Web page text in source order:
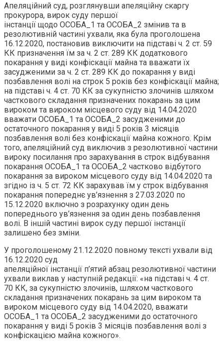
Апеляційний суд, розглянувши апеляційну скаргу
прокурора, вирок суду першої
інстанції щодо ОСОБА_1 та ОСОБА_2 змінив та в
резолютивній частині ухвали, яка була проголошена
16.12.2020, постановив виключити на підставі ч. 2 ст. 59
КК призначення їм за ч. 2 ст. 289 КК додаткового
покарання у виді конфіскації майна та вважати їх
засудженими за ч. 2 ст. 289 КК до покарання у виді
позбавлення волі на строк 5 років без конфіскації майна;
на підставі ч. 4 ст. 70 КК за сукупністю злочинів шляхом
часткового складання призначених покарань за цим
вироком та вироком місцевого суду від 14.04.2020
вважати ОСОБА_1 та ОСОБА_2 засудженими до
остаточного покарання у виді 5 років 3 місяців
позбавлення волі без конфіскації майна кожного. Крім
того, апеляційний суд виключив з резолютивної частини
вироку посилання про зарахування в строк відбування
покарання ОСОБА_1 та ОСОБА_2 частково відбутого
покарання за вироком місцевого суду від 14.04.2020 та
згідно із ч. 5 ст. 72 КК зарахував їм у строк відбування
покарання попереднє ув’язнення з 27.03.2020 по
15.12.2020 включно з розрахунку один день
попереднього ув’язнення за один день позбавлення
волі. В іншій частині вирок суду першої інстанції
залишено без зміни.
У проголошеному 21.12.2020 повному тексті ухвали від
16.12.2020 суд
апеляційної інстанції п’ятий абзац резолютивної частини
ухвали виклав у наступній редакції: «на підставі ч. 4 ст.
70 КК, за сукупністю злочинів, шляхом часткового
складання призначених покарань за цим вироком та
вироком місцевого суду від 14.04.2020, вважати
ОСОБА_1 та ОСОБА_2 засудженими до остаточного
покарання у виді 5 років 3 місяців позбавлення волі з
конфіскацією майна кожного».